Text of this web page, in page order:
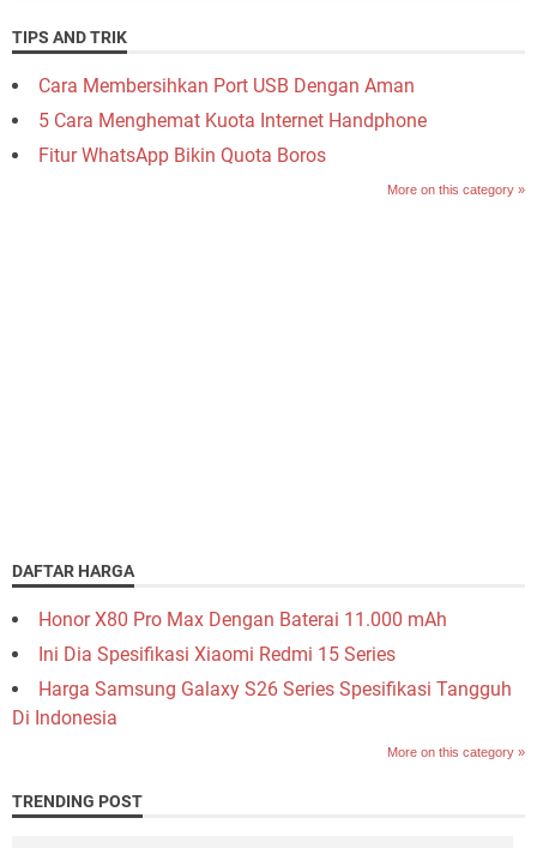
TIPS AND TRIK
Cara Membersihkan Port USB Dengan Aman
5 Cara Menghemat Kuota Internet Handphone
Fitur WhatsApp Bikin Quota Boros
More on this category »
DAFTAR HARGA
Honor X80 Pro Max Dengan Baterai 11.000 mAh
Ini Dia Spesifikasi Xiaomi Redmi 15 Series
Harga Samsung Galaxy S26 Series Spesifikasi Tangguh
Di Indonesia
More on this category »
TRENDING POST